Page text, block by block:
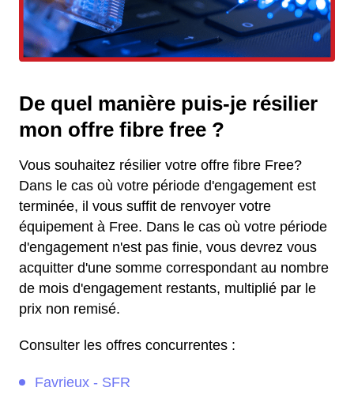
De quel manière puis-je résilier
mon offre fibre free ?
Vous souhaitez résilier votre offre fibre Free?
Dans le cas où votre période d'engagement est
terminée, il vous suffit de renvoyer votre
équipement à Free. Dans le cas où votre période
d'engagement n'est pas finie, vous devrez vous
acquitter d'une somme correspondant au nombre
de mois d'engagement restants, multiplié par le
prix non remisé.
Consulter les offres concurrentes :
Favrieux - SFR